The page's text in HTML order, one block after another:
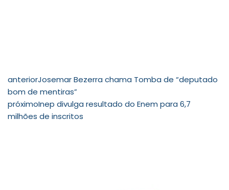
anteriorJosemar Bezerra chama Tomba de “deputado
bom de mentiras”
próximoInep divulga resultado do Enem para 6,7
milhões de inscritos